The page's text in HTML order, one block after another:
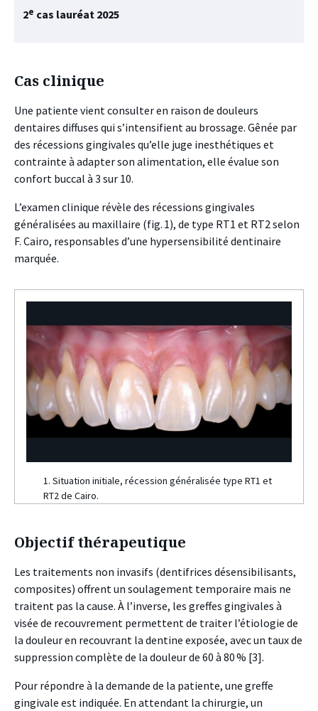
2e cas lauréat 2025
Cas clinique
Une patiente vient consulter en raison de douleurs
dentaires diffuses qui s’intensifient au brossage. Gênée par
des récessions gingivales qu’elle juge inesthétiques et
contrainte à adapter son alimentation, elle évalue son
confort buccal à 3 sur 10.
L’examen clinique révèle des récessions gingivales
généralisées au maxillaire (fig. 1), de type RT1 et RT2 selon
F. Cairo, responsables d’une hypersensibilité dentinaire
marquée.
1. Situation initiale, récession généralisée type RT1 et
RT2 de Cairo.
Objectif thérapeutique
Les traitements non invasifs (dentifrices désensibilisants,
composites) offrent un soulagement temporaire mais ne
traitent pas la cause. À l’inverse, les greffes gingivales à
visée de recouvrement permettent de traiter l’étiologie de
la douleur en recouvrant la dentine exposée, avec un taux de
suppression complète de la douleur de 60 à 80 % [3].
Pour répondre à la demande de la patiente, une greffe
gingivale est indiquée. En attendant la chirurgie, un